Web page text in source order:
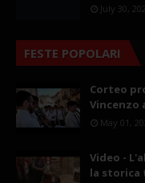
July 30,
FESTE POPOLARI
Corteo
Vincenzo
May 01,
Video -
la storica